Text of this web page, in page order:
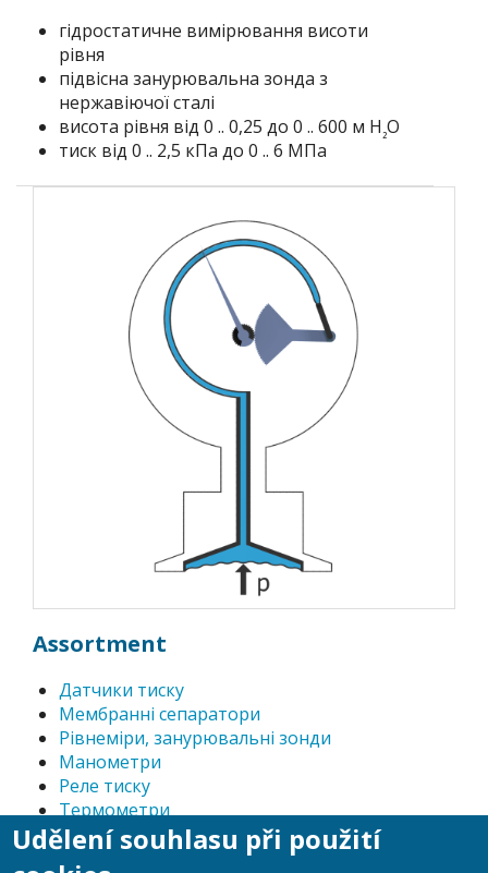
гідростатичне вимірювання висоти
рівня
підвісна занурювальна зонда з
нержавіючої сталі
висота рівня від 0 .. 0,25 до 0 .. 600 м H₂O
тиск від 0 .. 2,5 кПа до 0 .. 6 МПа
Assortment
Датчики тиску
Мембранні сепаратори
Рівнеміри, занурювальні зонди
Манометри
Реле тиску
Термометри
Цифрові манометри
Приладдя до манометрів
Udělení souhlasu při použití